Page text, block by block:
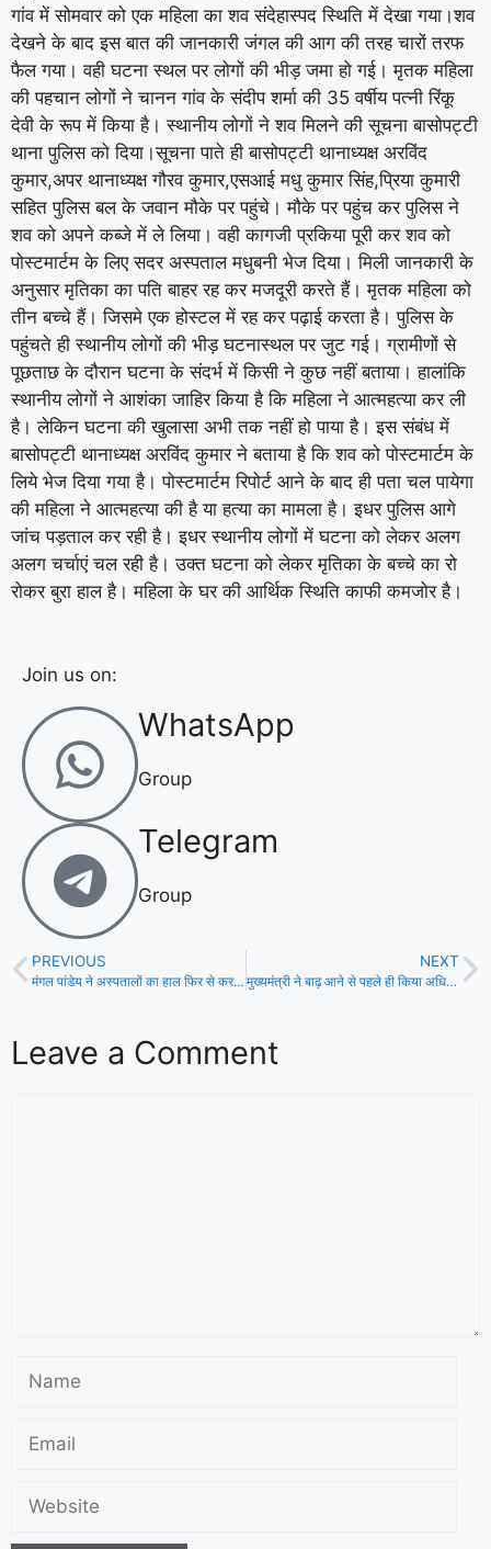
गांव में सोमवार को एक महिला का शव संदेहास्पद स्थिति में देखा गया।शव
देखने के बाद इस बात की जानकारी जंगल की आग की तरह चारों तरफ
फैल गया। वही घटना स्थल पर लोगों की भीड़ जमा हो गई। मृतक महिला
की पहचान लोगों ने चानन गांव के संदीप शर्मा की 35 वर्षीय पत्नी रिंकू
देवी के रूप में किया है। स्थानीय लोगों ने शव मिलने की सूचना बासोपट्टी
थाना पुलिस को दिया।सूचना पाते ही बासोपट्टी थानाध्यक्ष अरविंद
कुमार,अपर थानाध्यक्ष गौरव कुमार,एसआई मधु कुमार सिंह,प्रिया कुमारी
सहित पुलिस बल के जवान मौके पर पहुंचे। मौके पर पहुंच कर पुलिस ने
शव को अपने कब्जे में ले लिया। वही कागजी प्रकिया पूरी कर शव को
पोस्टमार्टम के लिए सदर अस्पताल मधुबनी भेज दिया। मिली जानकारी के
अनुसार मृतिका का पति बाहर रह कर मजदूरी करते हैं। मृतक महिला को
तीन बच्चे हैं। जिसमे एक होस्टल में रह कर पढ़ाई करता है। पुलिस के
पहुंचते ही स्थानीय लोगों की भीड़ घटनास्थल पर जुट गई। ग्रामीणों से
पूछताछ के दौरान घटना के संदर्भ में किसी ने कुछ नहीं बताया। हालांकि
स्थानीय लोगों ने आशंका जाहिर किया है कि महिला ने आत्महत्या कर ली
है। लेकिन घटना की खुलासा अभी तक नहीं हो पाया है। इस संबंध में
बासोपट्टी थानाध्यक्ष अरविंद कुमार ने बताया है कि शव को पोस्टमार्टम के
लिये भेज दिया गया है। पोस्टमार्टम रिपोर्ट आने के बाद ही पता चल पायेगा
की महिला ने आत्महत्या की है या हत्या का मामला है। इधर पुलिस आगे
जांच पड़ताल कर रही है। इधर स्थानीय लोगों में घटना को लेकर अलग
अलग चर्चाएं चल रही है। उक्त घटना को लेकर मृतिका के बच्चे का रो
रोकर बुरा हाल है। महिला के घर की आर्थिक स्थिति काफी कमजोर है।
Join us on:
WhatsApp
Group
Telegram
Group
PREVIOUS
मंगल पांडेय ने अस्पतालों का हाल फिर से कर दिया बदहाल- तेजस्वी यादव!
NEXT
मुख्यमंत्री ने बाढ़ आने से पहले ही किया अधिकारीयों संग समीक्षा बैठक!
Leave a Comment